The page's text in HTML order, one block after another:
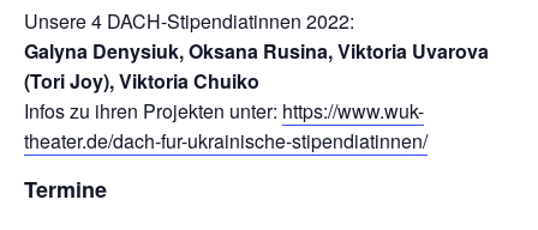
Unsere 4 DACH-Stipendiatinnen 2022:
Galyna Denysiuk, Oksana Rusina, Viktoria Uvarova
(Tori Joy), Viktoria Chuiko
Infos zu ihren Projekten unter: https://www.wuk-
theater.de/dach-fur-ukrainische-stipendiatinnen/
Termine